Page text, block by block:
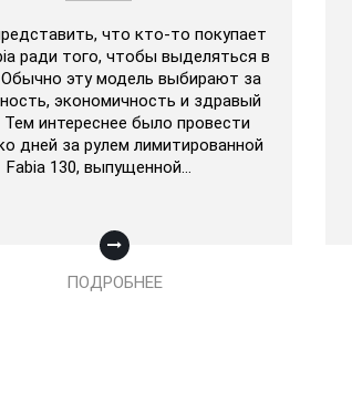
что кто-то покупает
ради того, чтобы выделяться в
эту модель выбирают за
экономичность и здравый
интереснее было провести
дней за рулем лимитированной
Fabia 130, выпущенной…
ПОДРОБНЕЕ